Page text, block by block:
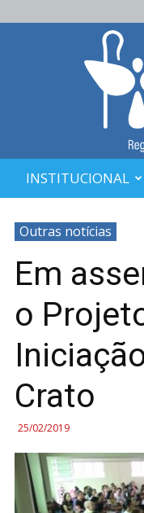
Nordeste
INSTITUCIONAL
Outras notícias
Em
o
Crato
25/02/2019